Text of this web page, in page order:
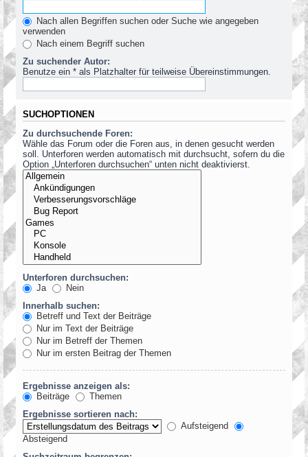
Nach allen Begriffen suchen oder Suche wie angegeben
verwenden
Nach einem Begriff suchen
Zu suchender Autor:
Benutze ein * als Platzhalter für teilweise Übereinstimmungen.
SUCHOPTIONEN
Zu durchsuchende Foren:
Wähle das Forum oder die Foren aus, in denen gesucht werden
soll. Unterforen werden automatisch mit durchsucht, sofern du die
Option „Unterforen durchsuchen“ unten nicht deaktivierst.
Unterforen durchsuchen:
Ja
Nein
Innerhalb suchen:
Betreff und Text der Beiträge
Nur im Text der Beiträge
Nur im Betreff der Themen
Nur im ersten Beitrag der Themen
Ergebnisse anzeigen als:
Beiträge
Themen
Ergebnisse sortieren nach:
Aufsteigend
Absteigend